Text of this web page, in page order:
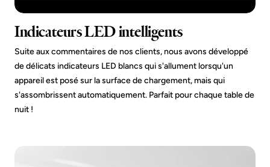
Indicateurs LED intelligents
Suite aux commentaires de nos clients, nous avons développé
de délicats indicateurs LED blancs qui s'allument lorsqu'un
appareil est posé sur la surface de chargement, mais qui
s'assombrissent automatiquement. Parfait pour chaque table de
nuit !